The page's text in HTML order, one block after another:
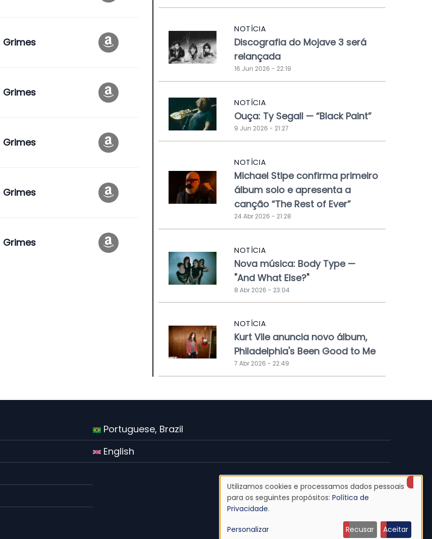
Grimes
Grimes
Grimes
Grimes
Grimes
NOTÍCIA
Discografia do Mojave 3 será
relançada
16 Jun 2026 - 22:19
NOTÍCIA
Ouça: Ty Segall — “Black Paint”
9 Jun 2026 - 21:27
NOTÍCIA
Michael Stipe confirma primeiro
álbum solo e apresenta a
canção “The Rest of Ever”
24 Abr 2026 - 21:28
NOTÍCIA
Nova música: Body Type —
"And What Else?"
8 Abr 2026 - 23:04
NOTÍCIA
Kurt Vile anuncia novo álbum,
Philadelphia's Been Good to Me
7 Abr 2026 - 22:49
Portuguese, Brazil
English
Uso
de
Utilizamos cookies e processamos dados pessoais
para os seguintes propósitos: Política de
Privacidade.
Personalizar Recusar Aceitar